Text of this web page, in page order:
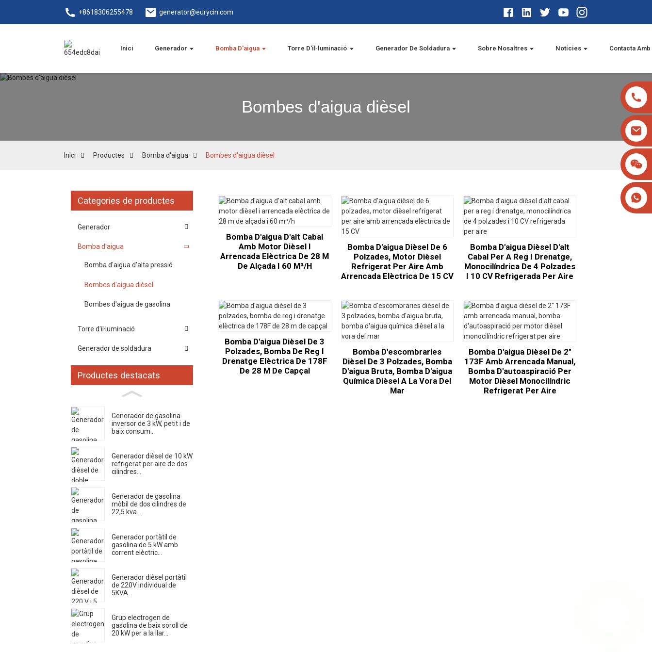
+8618306255478 generator@eurycin.com
Inici Generador Bomba D'aigua Torre D'il·luminació Generador De Soldadura Sobre Nosaltres Notícies Contacta
Bombes d'aigua dièsel
Inici Productes Bomba d'aigua Bombes d'aigua dièsel
Categories de productes
Generador
Bomba d'aigua
Bomba d'aigua d'alta pressió
Bombes d'aigua dièsel
Bombes d'aigua de gasolina
Torre d'il·luminació
Generador de soldadura
Productes destacats
Generador de gasolina
inversor de 3 kW, petit i de
baix consum...
Generador dièsel de 10 kW
refrigerat per aire de dos
cilindres...
Generador de gasolina
mòbil de dos cilindres de
22,5 kva...
Generador portàtil de
gasolina de 5 kW amb
corrent elèctric...
Generador dièsel portàtil
de 220V individual de
5KVA...
Grup electrogen de
gasolina de baix soroll de
20 kW per a la llar...
Bomba D'aigua D'alt Cabal
Amb Motor Dièsel I
Arrencada Elèctrica De 28 M
De Alçada I 60 M³/h
Bomba D'aigua Dièsel De 6
Polzades, Motor Dièsel
Refrigerat Per Aire Amb
Arrencada Elèctrica De 15 CV
Bomba D'aigua Dièsel D'alt
Cabal Per A Reg I Drenatge,
Monocilíndrica De 4 Polzades
I 10 CV Refrigerada Per Aire
Bomba D'aigua Dièsel De 3
Polzades, Bomba De Reg I
Drenatge Elèctrica De 178F
De 28 M De Capçal
Bomba D'escombraries
Dièsel De 3 Polzades, Bomba
D'aigua Bruta, Bomba D'aigua
Química Dièsel A La Vora Del
Mar
Bomba D'aigua Dièsel De 2″
173F Amb Arrencada Manual,
Bomba D'autoaspiració Per
Motor Dièsel Monocilíndric
Refrigerat Per Aire